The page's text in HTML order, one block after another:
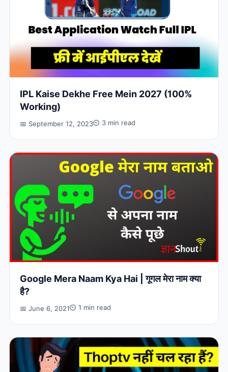
IPL Kaise Dekhe Free Mein 2027 (100%
Working)
📅 September 12, 2023⏲ 3 min read
Google Mera Naam Kya Hai | गूगल मेरा नाम क्या
है?
📅 June 6, 2021⏲ 1 min read